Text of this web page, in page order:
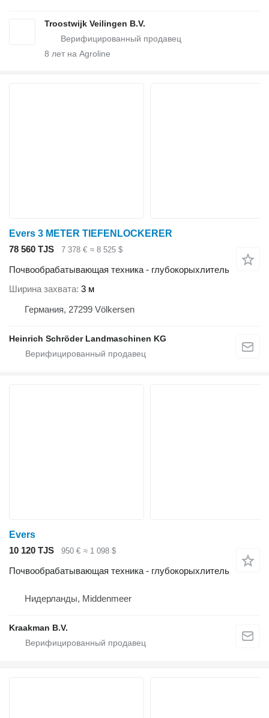
Troostwijk Veilingen B.V.
8 лет на Agroline
Evers 3 METER TIEFENLOCKERER
78 560 TJS
7 378 € ≈ 8 525 $
Почвообрабатывающая техника - глубокорыхлитель
Ширина захвата 3 м
Германия, 27299 Völkersen
Heinrich Schröder Landmaschinen KG
Evers
10 120 TJS
950 € ≈ 1 098 $
Почвообрабатывающая техника - глубокорыхлитель
Нидерланды, Middenmeer
Kraakman B.V.